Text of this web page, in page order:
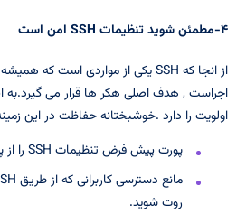
۴-مطمئن شوید تنظیمات SSH امن است
از انجا که SSH یکی از مواردی است که همیشه بر روی
اجراست , هدف اصلی هکر ها قرار می گیرد.به
اولویت را دارد .خوشبختانه حفاظت در این
پورت پیش فرض تنظیمات SSH را از پورت ۲۲ تغییر دهید.
روت شوید.